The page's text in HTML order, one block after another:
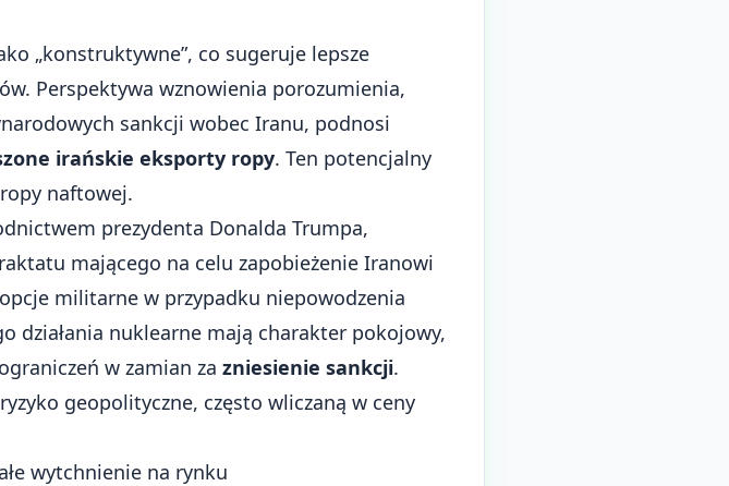
„konstruktywne”, co sugeruje lepsze
Perspektywa wznowienia porozumienia,
sankcji wobec Iranu, podnosi
irańskie eksporty ropy. Ten potencjalny
naftowej.
prezydenta Donalda Trumpa,
mającego na celu zapobieżenie Iranowi
militarne w przypadku niepowodzenia
działania nuklearne mają charakter pokojowy,
w zamian za zniesienie sankcji.
geopolityczne, często wliczaną w ceny
wytchnienie na rynku